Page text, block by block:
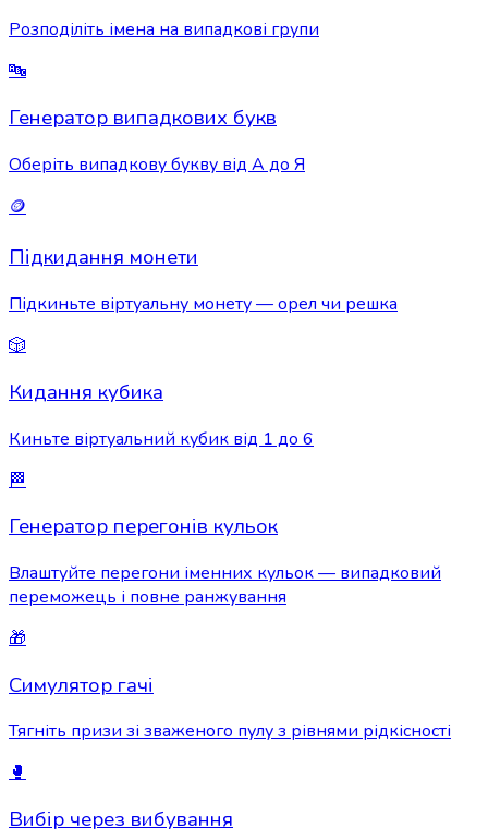
Розподіліть імена на випадкові групи
🔤
Генератор випадкових букв
Оберіть випадкову букву від А до Я
🪙
Підкидання монети
Підкиньте віртуальну монету — орел чи решка
🎲
Кидання кубика
Киньте віртуальний кубик від 1 до 6
🏁
Генератор перегонів кульок
Влаштуйте перегони іменних кульок — випадковий
переможець і повне ранжування
🎁
Симулятор гачі
Тягніть призи зі зваженого пулу з рівнями рідкісності
🥊
Вибір через вибування